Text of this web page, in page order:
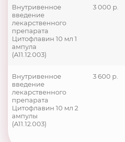
Внутривенное
введение
лекарственного
препарата
Цитофлавин 10 мл 1
ампула
(А11.12.003)
3 000 р.
Внутривенное
введение
лекарственного
препарата
Цитофлавин 10 мл 2
ампулы
(А11.12.003)
3 600 р.